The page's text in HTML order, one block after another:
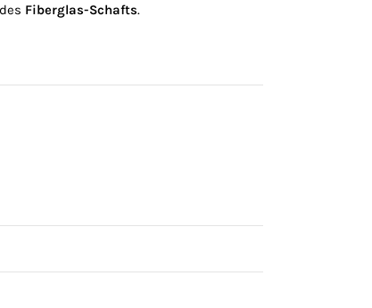
Fiberglas-Schafts.